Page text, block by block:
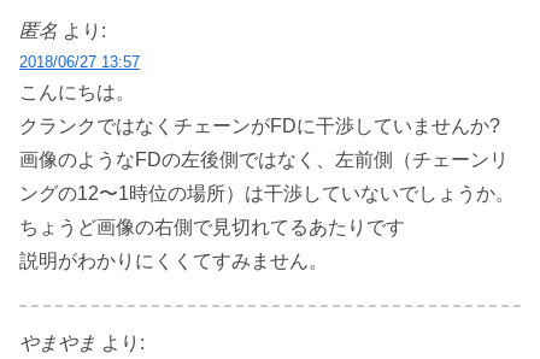
匿名 より:
2018/06/27 13:57
こんにちは。
クランクではなくチェーンがFDに干渉していませんか?
画像のようなFDの左後側ではなく、左前側（チェーンリ
ングの12〜1時位の場所）は干渉していないでしょうか。
ちょうど画像の右側で見切れてるあたりです
説明がわかりにくくてすみません。
やまやま より: